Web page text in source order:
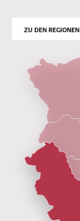
ZU DEN REGIONEN